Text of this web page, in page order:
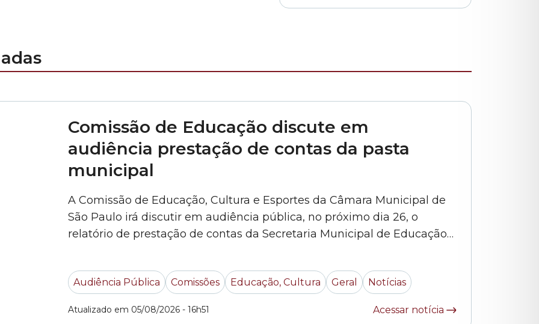
Comissão de Educação discute em
audiência prestação de contas da pasta
municipal
A Comissão de Educação, Cultura e Esportes da Câmara Municipal de
São Paulo irá discutir em audiência pública, no próximo dia 26, o
relatório de prestação de contas da Secretaria Municipal de Educação
agendado para às 13h30, na Sala Tiradentes – 8°... »
Audiência Pública Comissões Educação, Cultura Geral Notícias
Atualizado em 05/08/2026 - 16h51 Acessar notícia